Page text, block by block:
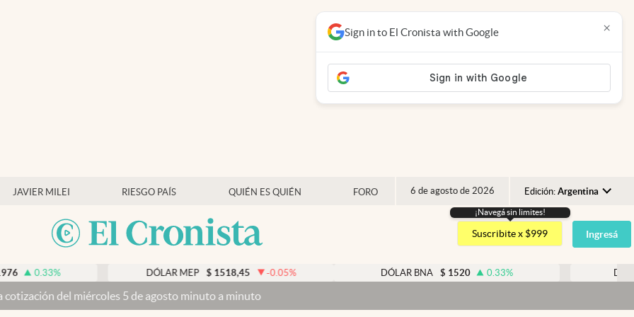
JAVIER MILEI RIESGO PAÍS QUIÉN ES QUIÉN FORO 6 de agosto de 2026 Edición: Argentina
Argentina
España
USA
¡Navegá sin limites!
Suscribite x $999 Ingresá
% DÓLAR MEP $ 1518,45 -0.05% DÓLAR BNA $ 1520 0.33% DÓLAR BLUE
5 de agosto minuto a minuto
Sign in to El Cronista with Google ×